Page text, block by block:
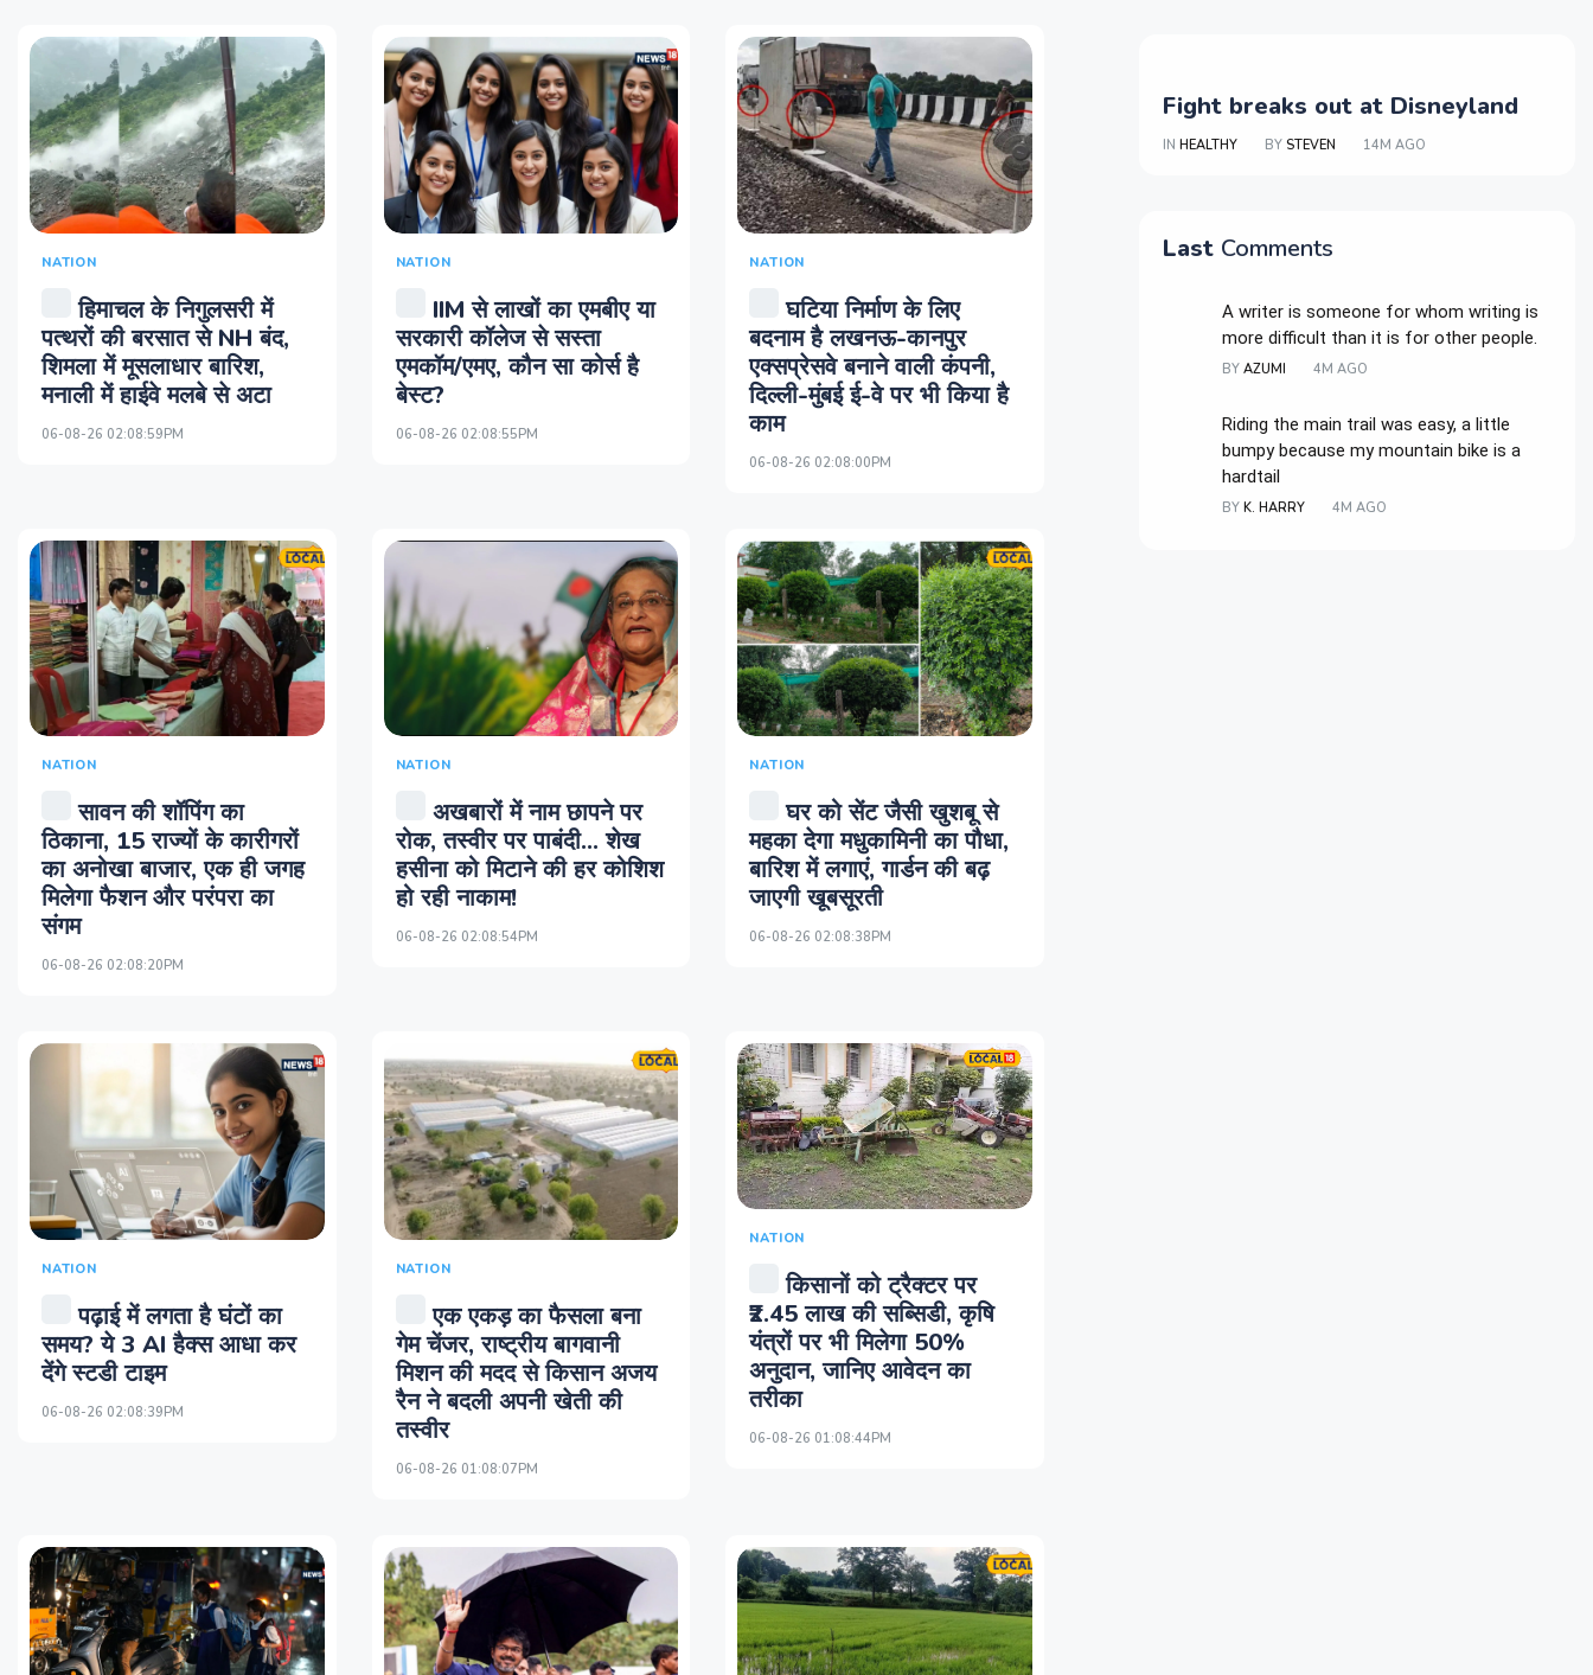
NATION
हिमाचल के निगुलसरी में
पत्थरों की बरसात से NH बंद,
शिमला में मूसलाधार बारिश,
मनाली में हाईवे मलबे से अटा
06-08-26 02:08:59PM
NATION
IIM से लाखों का एमबीए या
सरकारी कॉलेज से सस्ता
एमकॉम/एमए, कौन सा कोर्स है
बेस्ट?
06-08-26 02:08:55PM
NATION
घटिया निर्माण के लिए
बदनाम है लखनऊ-कानपुर
एक्सप्रेसवे बनाने वाली कंपनी,
दिल्ली-मुंबई ई-वे पर भी किया है
काम
06-08-26 02:08:00PM
NATION
सावन की शॉपिंग का
ठिकाना, 15 राज्यों के कारीगरों
का अनोखा बाजार, एक ही जगह
मिलेगा फैशन और परंपरा का
संगम
06-08-26 02:08:20PM
NATION
अखबारों में नाम छापने पर
रोक, तस्वीर पर पाबंदी... शेख
हसीना को मिटाने की हर कोशिश
हो रही नाकाम!
06-08-26 02:08:54PM
NATION
घर को सेंट जैसी खुशबू से
महका देगा मधुकामिनी का पौधा,
बारिश में लगाएं, गार्डन की बढ़
जाएगी खूबसूरती
06-08-26 02:08:38PM
NATION
पढ़ाई में लगता है घंटों का
समय? ये 3 AI हैक्स आधा कर
देंगे स्टडी टाइम
06-08-26 02:08:39PM
NATION
एक एकड़ का फैसला बना
गेम चेंजर, राष्ट्रीय बागवानी
मिशन की मदद से किसान अजय
रैन ने बदली अपनी खेती की
तस्वीर
06-08-26 01:08:07PM
NATION
किसानों को ट्रैक्टर पर
₹2.45 लाख की सब्सिडी, कृषि
यंत्रों पर भी मिलेगा 50%
अनुदान, जानिए आवेदन का
तरीका
06-08-26 01:08:44PM
Fight breaks out at Disneyland
IN HEALTHY BY STEVEN 14M AGO
Last Comments
A writer is someone for whom writing is
more difficult than it is for other people.
BY AZUMI 4M AGO
Riding the main trail was easy, a little
bumpy because my mountain bike is a
hardtail
BY K. HARRY 4M AGO